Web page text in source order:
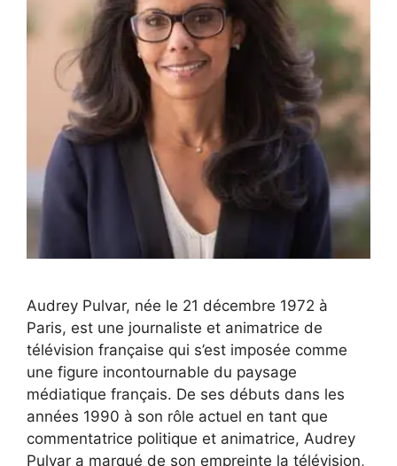
Audrey Pulvar, née le 21 décembre 1972 à
Paris, est une journaliste et animatrice de
télévision française qui s’est imposée comme
une figure incontournable du paysage
médiatique français. De ses débuts dans les
années 1990 à son rôle actuel en tant que
commentatrice politique et animatrice, Audrey
Pulvar a marqué de son empreinte la télévision,